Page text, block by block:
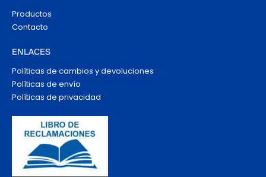
Productos
Contacto
ENLACES
Políticas de cambios y devoluciones
Políticas de envío
Políticas de privacidad